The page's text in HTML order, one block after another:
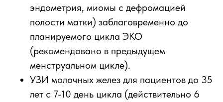
эндометрия, миомы с дефромацией
полости матки) заблаговременно до
планируемого цикла ЭКО
(рекомендовано в предыдущем
менструальном цикле).
УЗИ молочных желез для пациентов до 35
лет с 7-10 день цикла (действительно 6